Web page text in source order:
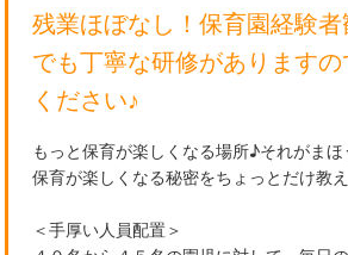
残業ほぼなし！保育園経験
でも丁寧な研修があります
ください♪
もっと保育が楽しくなる場所♪それがまほ
保育が楽しくなる秘密をちょっとだけ教え
＜手厚い人員配置＞